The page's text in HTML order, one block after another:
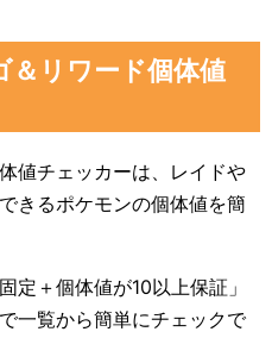
＆リワード個体値
値チェッカーは、レイドや
きるポケモンの個体値を簡
定＋個体値が10以上保証」
一覧から簡単にチェックで